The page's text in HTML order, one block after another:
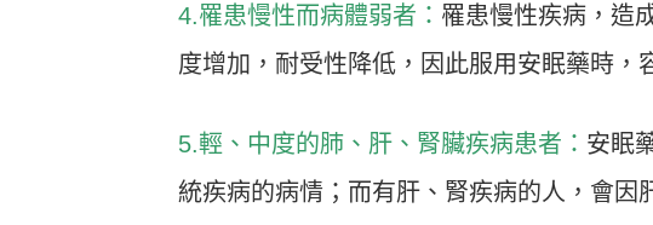
4.罹患慢性而病體弱者： 罹患慢性疾病，造
度增加，耐受性降低，因此服用安眠藥時，
5.輕、中度的肺、肝、腎臟疾病患者： 安眠
統疾病的病情；而有肝、腎疾病的人，會